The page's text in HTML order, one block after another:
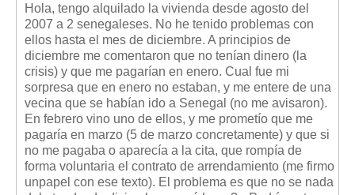
Legislación sobre la Comunidad de Propietarios
Legislación sobre Adquisición de Vivienda en Propiedad
Legislación de interés práctico
Diccionario
Usuario
Entrar / Salir
Mis boletines
Hola, tengo alquilado la vivienda desde agosto del
2007 a 2 senegaleses. No he tenido problemas con
ellos hasta el mes de diciembre. A principios de
diciembre me comentaron que no tenían dinero (la
crisis) y que me pagarían en enero. Cual fue mi
sorpresa que en enero no estaban, y me entere de una
vecina que se habían ido a Senegal (no me avisaron).
En febrero vino uno de ellos, y me prometío que me
pagaría en marzo (5 de marzo concretamente) y que si
no me pagaba o aparecía a la cita, que rompía de
forma voluntaria el contrato de arrendamiento (me firmo
unpapel con ese texto). El problema es que no se nada